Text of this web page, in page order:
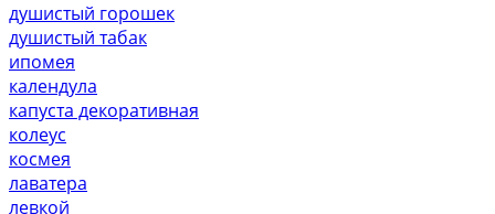
душистый горошек
душистый табак
ипомея
календула
капуста декоративная
колеус
космея
лаватера
левкой